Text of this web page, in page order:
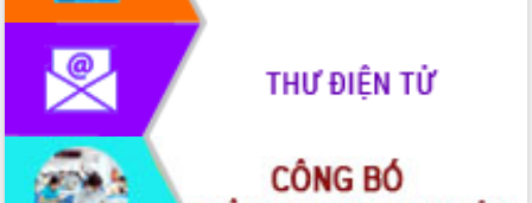
Hội nghị triển khai kết nối mạng
truyền số liệu chuyên dùng phục vụ cơ
quan Đảng, Nhà nước
Lễ phát động chuỗi hoạt động chung
tay làm sạch môi trường
Xã Ea Kar bước chuyển mình trong
công tác cải cách hành chính mô hình
mới